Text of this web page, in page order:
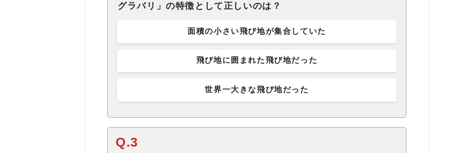
グラバリ」の特徴として正しいのは？
面積の小さい飛び地が集合していた
飛び地に囲まれた飛び地だった
世界一大きな飛び地だった
Q.3